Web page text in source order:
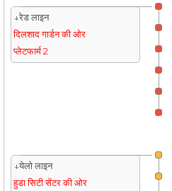
↓रेड लाइन
दिलशाद गार्डन की ओर
प्लेटफार्म 2
↓येलो लाइन
हुडा सिटी सेंटर की ओर